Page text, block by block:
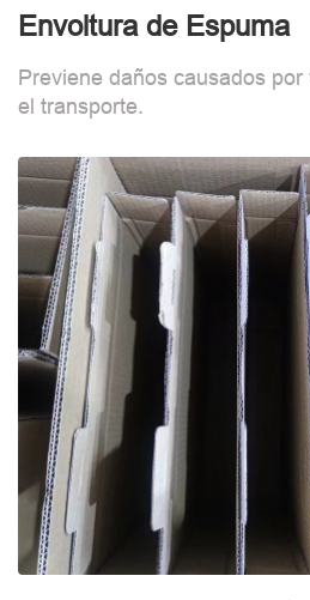
Envoltura de Espuma
Previene daños causados
el transporte.